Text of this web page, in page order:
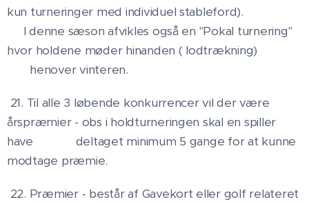
kun turneringer med individuel stableford).
I denne sæson afvikles også en "Pokal turnering"
hvor holdene møder hinanden ( lodtrækning)
henover vinteren.
21. Til alle 3 løbende konkurrencer vil der være
årspræmier - obs i holdturneringen skal en spiller
have deltaget minimum 5 gange for at kunne
modtage præmie.
22. Præmier - består af Gavekort eller golf relateret